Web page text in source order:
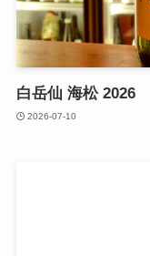
白岳仙 海松 2026
2026-07-10